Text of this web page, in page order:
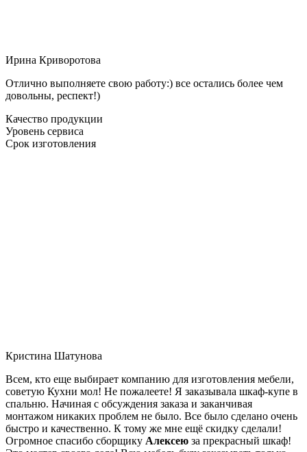
Ирина Криворотова
Отлично выполняете свою работу:) все остались более чем
довольны, респект!)
Качество продукции
Уровень сервиса
Срок изготовления
Кристина Шатунова
Всем, кто еще выбирает компанию для изготовления мебели,
советую Кухни мол! Не пожалеете! Я заказывала шкаф-купе в
спальню. Начиная с обсуждения заказа и заканчивая
монтажом никаких проблем не было. Все было сделано очень
быстро и качественно. К тому же мне ещё скидку сделали!
Огромное спасибо сборщику Алексею за прекрасный шкаф!